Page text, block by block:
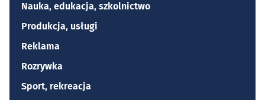
Nauka, edukacja, szkolnictwo
Produkcja, usługi
Reklama
Rozrywka
Sport, rekreacja